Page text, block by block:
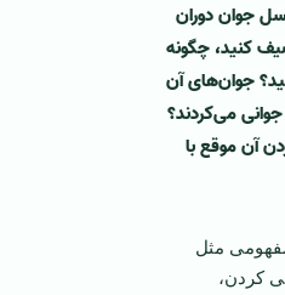
جوان دوران
کنید، چگونه
جوان‌های آن
می‌کردند؟
آن موقع با
مثل
کردن،